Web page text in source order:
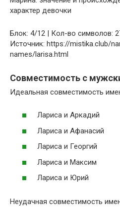
характер девочки
Блок: 4/12 | Кол-во символов:
Источник: https://mistika.club/
names/larisa.html
Совместимость с
Идеальная совместимость
Лариса и Аркадий
Лариса и Афанасий
Лариса и Георгий
Лариса и Максим
Лариса и Юрий
Неудачная совместимость